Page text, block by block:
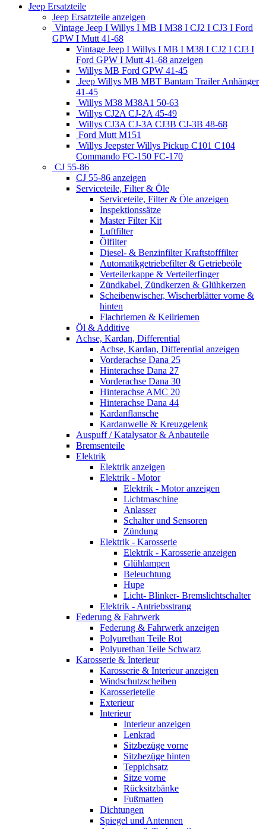
Jeep Ersatzteile
Jeep Ersatzteile anzeigen
Vintage Jeep I Willys I MB I M38 I CJ2 I CJ3 I Ford
GPW I Mutt 41-68
Vintage Jeep I Willys I MB I M38 I CJ2 I CJ3 I
Ford GPW I Mutt 41-68 anzeigen
Willys MB Ford GPW 41-45
Jeep Willys MB MBT Bantam Trailer Anhänger
41-45
Willys M38 M38A1 50-63
Willys CJ2A CJ-2A 45-49
Willys CJ3A CJ-3A CJ3B CJ-3B 48-68
Ford Mutt M151
Willys Jeepster Willys Pickup C101 C104
Commando FC-150 FC-170
CJ 55-86
CJ 55-86 anzeigen
Serviceteile, Filter & Öle
Serviceteile, Filter & Öle anzeigen
Inspektionssätze
Master Filter Kit
Luftfilter
Ölfilter
Diesel- & Benzinfilter Kraftstofffilter
Automatikgetriebefilter & Getriebeöle
Verteilerkappe & Verteilerfinger
Zündkabel, Zündkerzen & Glühkerzen
Scheibenwischer, Wischerblätter vorne &
hinten
Flachriemen & Keilriemen
Öl & Additive
Achse, Kardan, Differential
Achse, Kardan, Differential anzeigen
Vorderachse Dana 25
Hinterachse Dana 27
Vorderachse Dana 30
Hinterachse AMC 20
Hinterachse Dana 44
Kardanflansche
Kardanwelle & Kreuzgelenk
Auspuff / Katalysator & Anbauteile
Bremsenteile
Elektrik
Elektrik anzeigen
Elektrik - Motor
Elektrik - Motor anzeigen
Lichtmaschine
Anlasser
Schalter und Sensoren
Zündung
Elektrik - Karosserie
Elektrik - Karosserie anzeigen
Glühlampen
Beleuchtung
Hupe
Licht- Blinker- Bremslichtschalter
Elektrik - Antriebsstrang
Federung & Fahrwerk
Federung & Fahrwerk anzeigen
Polyurethan Teile Rot
Polyurethan Teile Schwarz
Karosserie & Interieur
Karosserie & Interieur anzeigen
Windschutzscheiben
Karosserieteile
Exterieur
Interieur
Interieur anzeigen
Lenkrad
Sitzbezüge vorne
Sitzbezüge hinten
Teppichsatz
Sitze vorne
Rücksitzbänke
Fußmatten
Dichtungen
Spiegel und Antennen